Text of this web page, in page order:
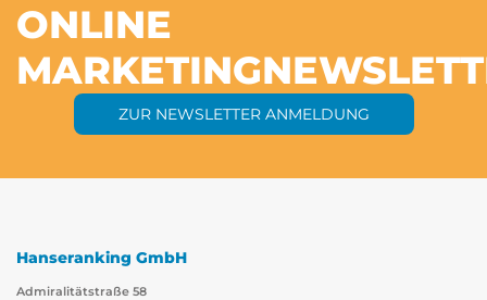
ONLINE
MARKETING
ZUR NEWSLETTER ANMELDUNG
Hanseranking GmbH
Admiralitätstraße 58